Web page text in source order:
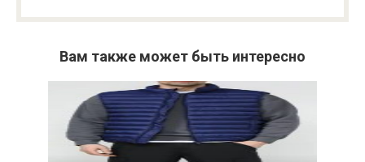
Вам также может быть интересно